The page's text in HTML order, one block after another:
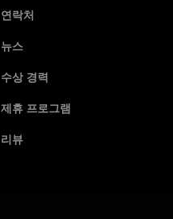
연락처
뉴스
수상 경력
제휴 프로그램
리뷰